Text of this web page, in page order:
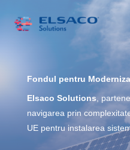
Fondul pentru
Elsaco Solutions ,
navigarea prin
UE pentru instalarea